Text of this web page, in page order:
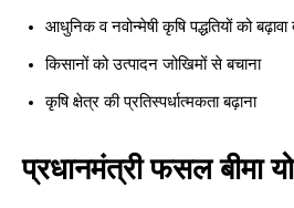
आधुनिक व नवोन्मेषी कृषि पद्धतियों को बढ़ावा
किसानों को उत्पादन जोखिमों से बचाना
कृषि क्षेत्र की प्रतिस्पर्धात्मकता बढ़ाना
प्रधानमंत्री फसल बीमा